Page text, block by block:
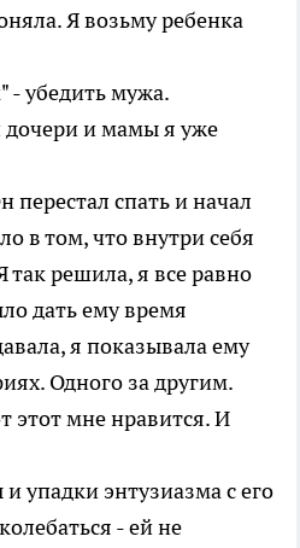
Я возьму ребенка
- убедить мужа.
и мамы я уже
спать и начал
в том, что внутри себя
так решила, я все равно
дать ему время
я показывала ему
Одного за другим.
этот мне нравится. И
упадки энтузиазма с его
- ей не